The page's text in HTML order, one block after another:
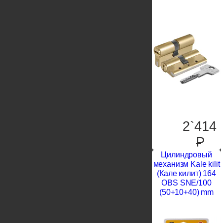
2`414
P
Цилиндровый
механизм Kale kilit
(Кале килит) 164
OBS SNE/100
(50+10+40) mm